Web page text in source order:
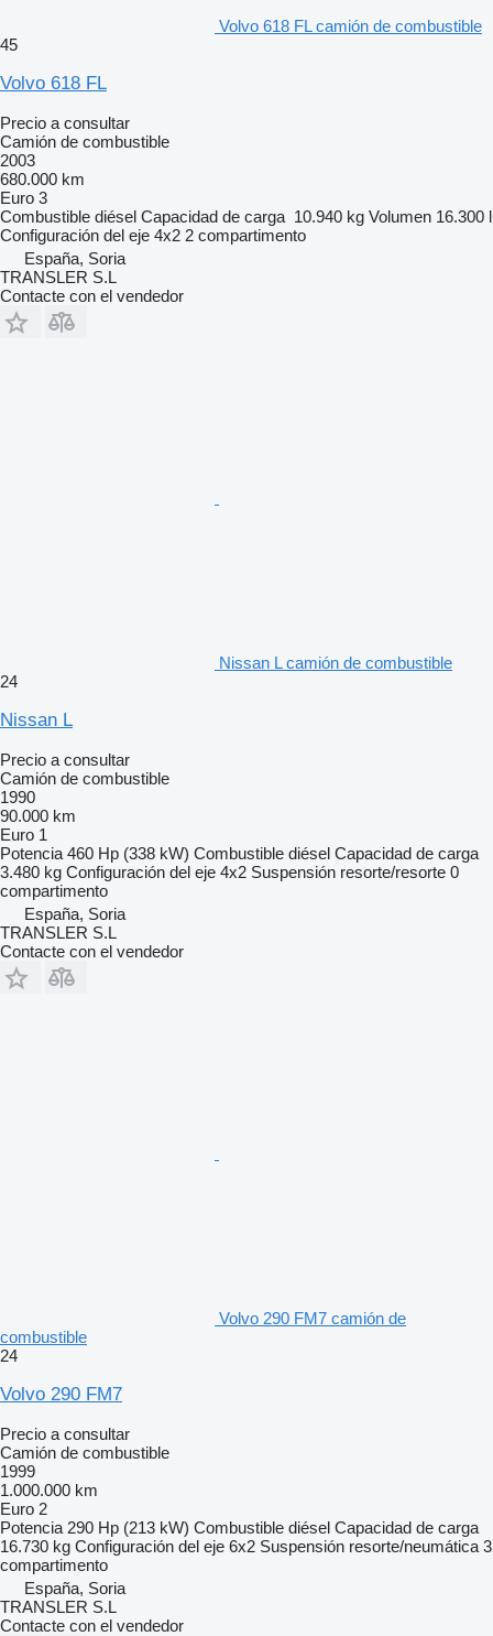
Volvo 618 FL camión de combustible
45
Volvo 618 FL
Precio a consultar
Camión de combustible
2003
680.000 km
Euro 3
Combustible diésel Capacidad de carga 10.940 kg Volumen 16.300 l
Configuración del eje 4x2 2 compartimento
España, Soria
TRANSLER S.L
Contacte con el vendedor
Nissan L camión de combustible
24
Nissan L
Precio a consultar
Camión de combustible
1990
90.000 km
Euro 1
Potencia 460 Hp (338 kW) Combustible diésel Capacidad de carga
3.480 kg Configuración del eje 4x2 Suspensión resorte/resorte 0
compartimento
España, Soria
TRANSLER S.L
Contacte con el vendedor
Volvo 290 FM7 camión de
combustible
24
Volvo 290 FM7
Precio a consultar
Camión de combustible
1999
1.000.000 km
Euro 2
Potencia 290 Hp (213 kW) Combustible diésel Capacidad de carga
16.730 kg Configuración del eje 6x2 Suspensión resorte/neumática 3
compartimento
España, Soria
TRANSLER S.L
Contacte con el vendedor